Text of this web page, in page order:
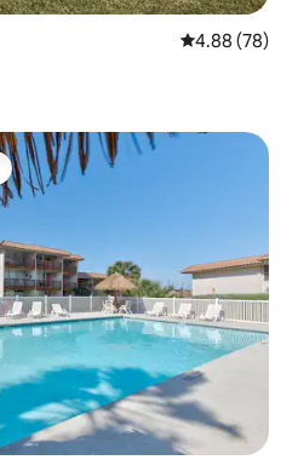
Calificación
4.88 (78)